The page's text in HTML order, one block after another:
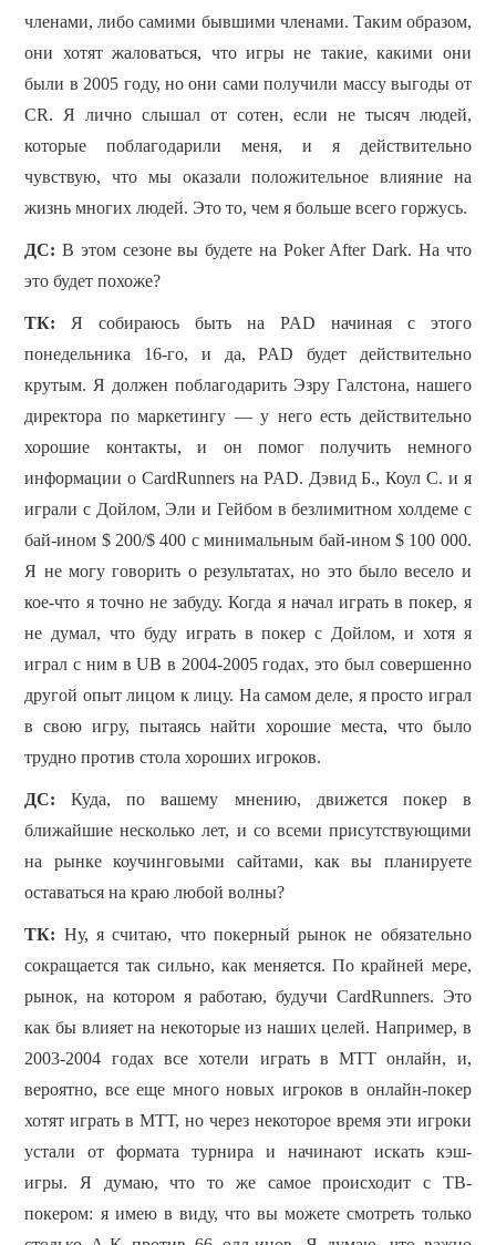
членами, либо самими бывшими членами. Таким образом,
они хотят жаловаться, что игры не такие, какими они
были в 2005 году, но они сами получили массу выгоды от
CR. Я лично слышал от сотен, если не тысяч людей,
которые поблагодарили меня, и я действительно
чувствую, что мы оказали положительное влияние на
жизнь многих людей. Это то, чем я больше всего горжусь.
ДС: В этом сезоне вы будете на Poker After Dark. На что
это будет похоже?
TК: Я собираюсь быть на PAD начиная с этого
понедельника 16-го, и да, PAD будет действительно
крутым. Я должен поблагодарить Эзру Галстона, нашего
директора по маркетингу — у него есть действительно
хорошие контакты, и он помог получить немного
информации о CardRunners на PAD. Дэвид Б., Коул С. и я
играли с Дойлом, Эли и Гейбом в безлимитном холдеме с
бай-ином $ 200/$ 400 с минимальным бай-ином $ 100 000.
Я не могу говорить о результатах, но это было весело и
кое-что я точно не забуду.Когда я начал играть в покер, я
не думал, что буду играть в покер с Дойлом, и хотя я
играл с ним в UB в 2004-2005 годах, это был совершенно
другой опыт лицом к лицу. На самом деле, я просто играл
в свою игру, пытаясь найти хорошие места, что было
трудно против стола хороших игроков.
ДС: Куда, по вашему мнению, движется покер в
ближайшие несколько лет, и со всеми присутствующими
на рынке коучинговыми сайтами, как вы планируете
оставаться на краю любой волны?
ТК: Ну, я считаю, что покерный рынок не обязательно
сокращается так сильно, как меняется. По крайней мере,
рынок, на котором я работаю, будучи CardRunners. Это
как бы влияет на некоторые из наших целей.Например, в
2003-2004 годах все хотели играть в МТТ онлайн, и,
вероятно, все еще много новых игроков в онлайн-покер
хотят играть в МТТ, но через некоторое время эти игроки
устали от формата турнира и начинают искать кэш-
игры. Я думаю, что то же самое происходит с ТВ-
покером: я имею в виду, что вы можете смотреть только